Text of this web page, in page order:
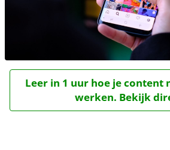
Leer in 1 uur hoe je
werken. Bekijk